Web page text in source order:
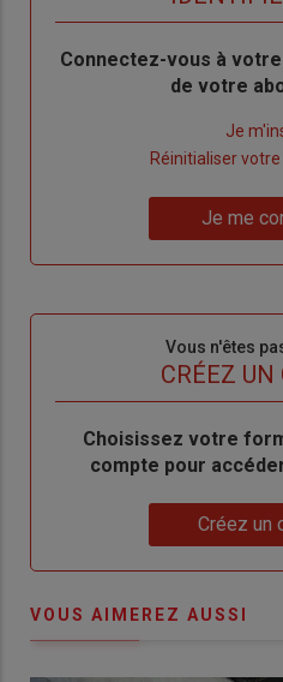
Body
Connectez-vous à
de votre
Je
de
Réinitialiser
me
Je me
Vous n'êtes
CRÉEZ UN
BodyChoisissez votre
compte pour
Créez un
VOUS AIMEREZ AUSSI